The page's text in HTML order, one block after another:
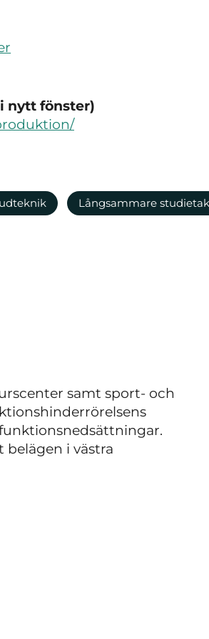
nytt fönster)
Långsammare
samt sport- och
i västra